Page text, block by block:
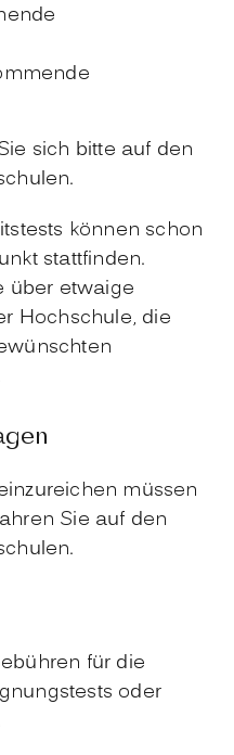
sich bitte auf den
können schon
stattfinden.
über etwaige
Hochschule, die
müssen
Sie auf den
für die
oder